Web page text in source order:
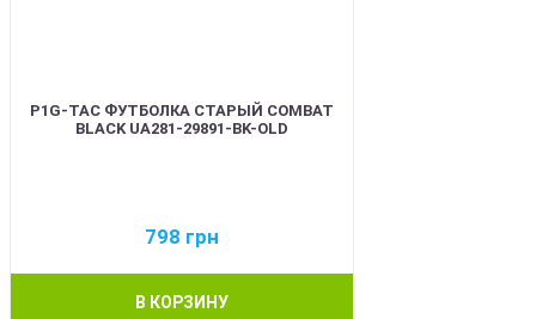
P1G-TAC ФУТБОЛКА СТАРЫЙ COMBAT
BLACK UA281-29891-BK-OLD
798 грн
В КОРЗИНУ